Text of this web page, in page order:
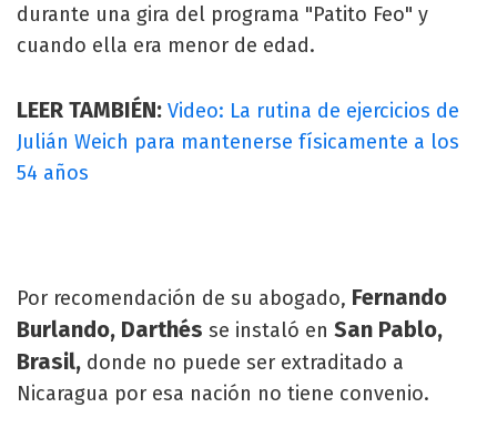
durante una gira del programa "Patito Feo" y
cuando ella era menor de edad.
LEER TAMBIÉN: Video: La rutina de ejercicios de
Julián Weich para mantenerse físicamente a los
54 años
Por recomendación de su abogado, Fernando
Burlando, Darthés se instaló en San Pablo,
Brasil, donde no puede ser extraditado a
Nicaragua por esa nación no tiene convenio.